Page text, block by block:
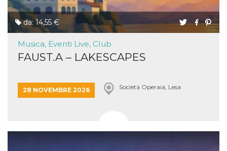
da: 14,55 €
Musica, Eventi Live, Club
FAUST.A – LAKESCAPES
28 NOVEMBRE 2026 Società Operaia, Lesa